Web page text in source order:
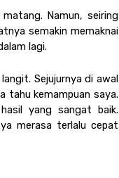
Namun, seiring
semakin memaknai
lagi.
Sejujurnya di awal
tahu kemampuan saya.
yang sangat baik.
merasa terlalu cepat